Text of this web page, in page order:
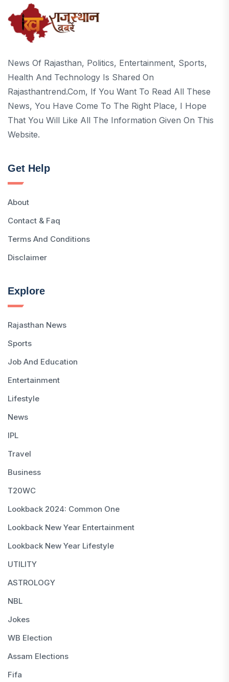
News Of Rajasthan, Politics, Entertainment, Sports,
Health And Technology Is Shared On
Rajasthantrend.com, If You Want To Read All These
News, You Have Come To The Right Place, I Hope
That You Will Like All The Information Given On This
Website.
Get Help
About
Contact & Faq
Terms And Conditions
Disclaimer
Explore
Rajasthan News
Sports
Job And Education
Entertainment
Lifestyle
News
IPL
Travel
Business
T20WC
Lookback 2024: Common One
Lookback New Year Entertainment
Lookback New Year Lifestyle
UTILITY
ASTROLOGY
NBL
Jokes
WB Election
Assam Elections
Fifa